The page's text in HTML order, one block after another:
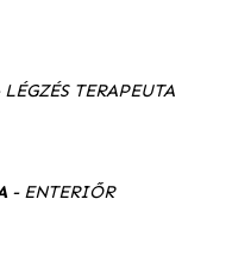
LÉGZÉS TERAPEUTA
- ENTERIŐR